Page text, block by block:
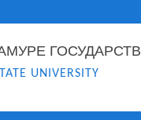
UNIVERSITY